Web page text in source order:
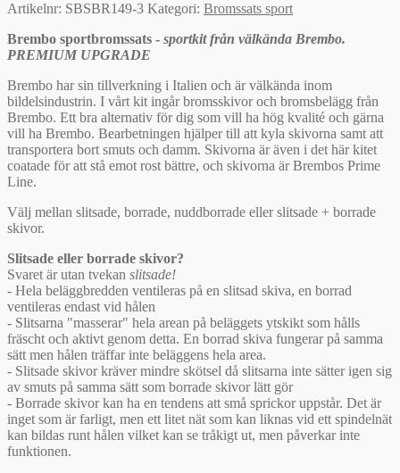
Artikelnr: SBSBR149-3 Kategori: Bromssats sport
Brembo sportbromssats - sportkit från välkända Brembo.
PREMIUM UPGRADE
Brembo har sin tillverkning i Italien och är välkända inom
bildelsindustrin. I vårt kit ingår bromsskivor och bromsbelägg från
Brembo. Ett bra alternativ för dig som vill ha hög kvalité och gärna
vill ha Brembo. Bearbetningen hjälper till att kyla skivorna samt att
transportera bort smuts och damm. Skivorna är även i det här kitet
coatade för att stå emot rost bättre, och skivorna är Brembos Prime
Line.
Välj mellan slitsade, borrade, nuddborrade eller slitsade + borrade
skivor.
Slitsade eller borrade skivor?
Svaret är utan tvekan slitsade!
- Hela beläggbredden ventileras på en slitsad skiva, en borrad
ventileras endast vid hålen
- Slitsarna "masserar" hela arean på beläggets ytskikt som hålls
fräscht och aktivt genom detta. En borrad skiva fungerar på samma
sätt men hålen träffar inte beläggens hela area.
- Slitsade skivor kräver mindre skötsel då slitsarna inte sätter igen sig
av smuts på samma sätt som borrade skivor lätt gör
- Borrade skivor kan ha en tendens att små sprickor uppstår. Det är
inget som är farligt, men ett litet nät som kan liknas vid ett spindelnät
kan bildas runt hålen vilket kan se tråkigt ut, men påverkar inte
funktionen.